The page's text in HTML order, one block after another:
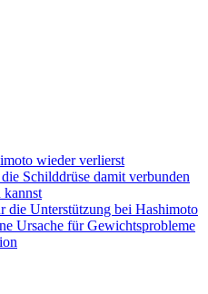
wieder verlierst
Schilddrüse damit verbunden
kannst
die Unterstützung bei Hashimoto
Ursache für Gewichtsprobleme